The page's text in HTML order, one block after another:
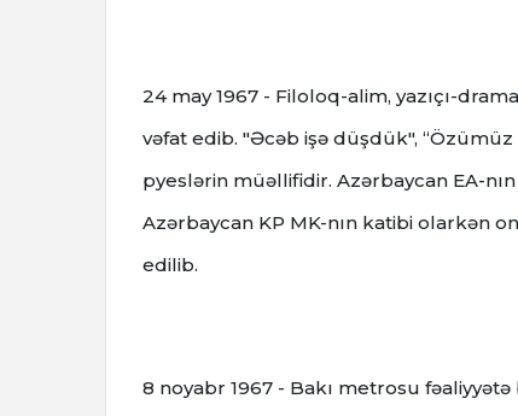
24 may 1967 - Filoloq-alim, yazıçı-
vəfat edib. "Əcəb işə düşdük",
pyeslərin müəllifidir. Azərbaycan EA-
Azərbaycan KP MK-nın katibi olarkən
edilib.
8 noyabr 1967 - Bakı metrosu fəaliyyətə